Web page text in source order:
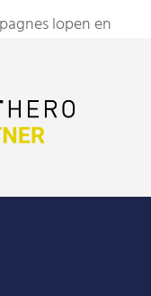
lopen en
Lees meer »